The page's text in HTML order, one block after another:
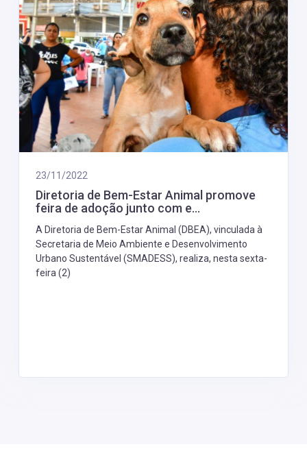
23/11/2022
Diretoria de Bem-Estar Animal promove
feira de adoção junto com e...
A Diretoria de Bem-Estar Animal (DBEA), vinculada à
Secretaria de Meio Ambiente e Desenvolvimento
Urbano Sustentável (SMADESS), realiza, nesta sexta-
feira (2)